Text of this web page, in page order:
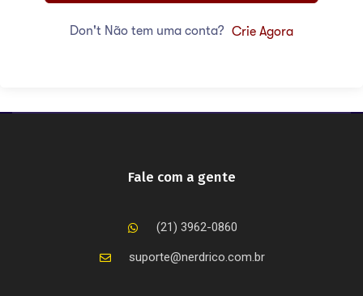
Don't Não tem uma conta? Crie Agora
Fale com a gente
(21) 3962-0860
suporte@nerdrico.com.br